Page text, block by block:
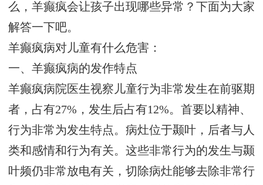
么，羊癫疯会让孩子出现哪些异常？下面为大家
解答一下吧。
羊癫疯病对儿童有什么危害：
一、羊癫疯病的发作特点
羊癫疯病院医生视察儿童行为非常发生在前驱期
者，占有27%，发生后占有12%。首要以精神、
行为非常为发生特点。病灶位于颞叶，后者与人
类和感情和行为有关。这些非常行为的发生与颞
叶频仍非常放电有关，切除病灶能够去除非常行